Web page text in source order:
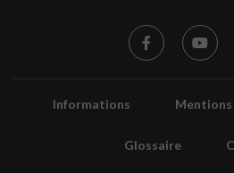
Informations Mentions
Glossaire